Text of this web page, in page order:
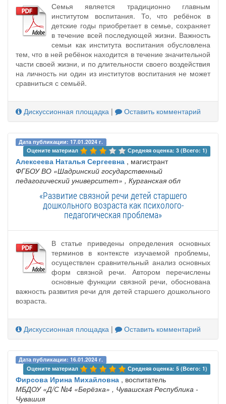
Семья является традиционно главным
институтом воспитания. То, что ребёнок в
детские годы приобретает в семье, сохраняет
в течение всей последующей жизни. Важность
семьи как института воспитания обусловлена
тем, что в ней ребёнок находится в течение значительной
части своей жизни, и по длительности своего воздействия
на личность ни один из институтов воспитания не может
сравниться с семьёй.
Дискуссионная площадка | Оставить комментарий
Дата публикации: 17.01.2024 г.
Оцените материал
Средняя оценка: 3 (Всего: 1)
Алексеева Наталья Сергеевна , магистрант
ФГБОУ ВО «Шадринский государственный
педагогический университет» , Курганская обл
«Развитие связной речи детей старшего
дошкольного возраста как психолого-
педагогическая проблема»
В статье приведены определения основных
терминов в контексте изучаемой проблемы,
осуществлен сравнительный анализ основных
форм связной речи. Автором перечислены
основные функции связной речи, обоснована
важность развития речи для детей старшего дошкольного
возраста.
Дискуссионная площадка | Оставить комментарий
Дата публикации: 16.01.2024 г.
Оцените материал
Средняя оценка: 5 (Всего: 1)
Фирсова Ирина Михайловна , воспитатель
МБДОУ «Д/С №4 «Берёзка» , Чувашская Республика -
Чувашия